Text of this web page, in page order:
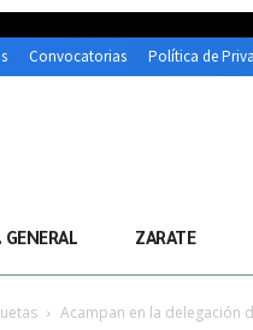
Convocatorias Política de
GENERAL ZARATE
Acampan en la delegación